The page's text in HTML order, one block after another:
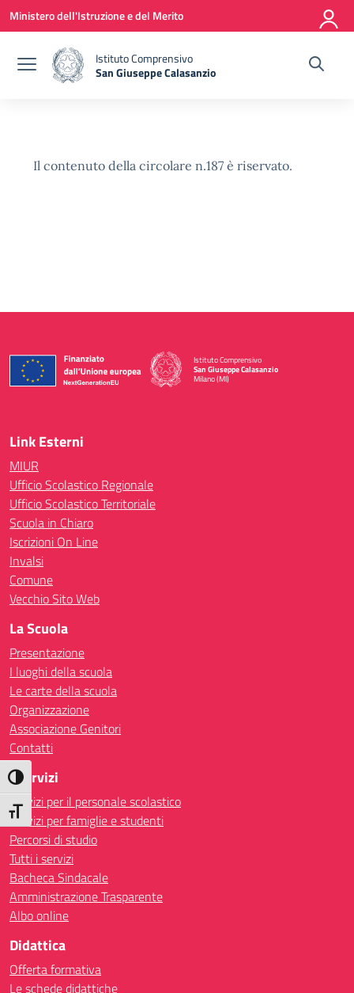
Attiva/disattiva alto contrasto
Attiva/disattiva dimensione testo
Vai ai contenuti
Vai al menu di navigazione
Vai al footer
Ministero dell'Istruzione e del Merito
Istituto Comprensivo
San Giuseppe Calasanzio
Il contenuto della circolare n.187 è riservato.
Istituto Comprensivo
San Giuseppe Calasanzio
Milano (MI)
— Visita la pagina iniziale della scuola
Link Esterni
MIUR
Ufficio Scolastico Regionale
Ufficio Scolastico Territoriale
Scuola in Chiaro
Iscrizioni On Line
Invalsi
Comune
Vecchio Sito Web
La Scuola
Presentazione
I luoghi della scuola
Le carte della scuola
Organizzazione
Associazione Genitori
Contatti
I Servizi
Servizi per il personale scolastico
Servizi per famiglie e studenti
Percorsi di studio
Tutti i servizi
Bacheca Sindacale
Amministrazione Trasparente
Albo online
Didattica
Offerta formativa
Le schede didattiche